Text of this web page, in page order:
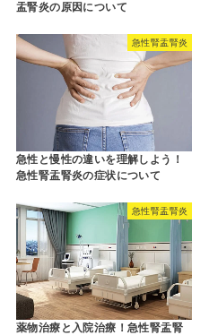
盂腎炎の原因について
急性腎盂腎炎
急性と慢性の違いを理解しよう！
急性腎盂腎炎の症状について
急性腎盂腎炎
薬物治療と入院治療！急性腎盂腎